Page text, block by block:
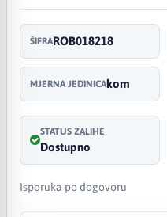
ŠIFRAROB018218
MJERNA JEDINICAkom
STATUS ZALIHE
Dostupno
Isporuka po dogovoru